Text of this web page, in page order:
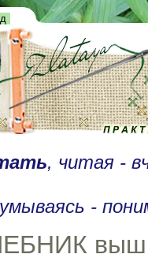
, читая -
-